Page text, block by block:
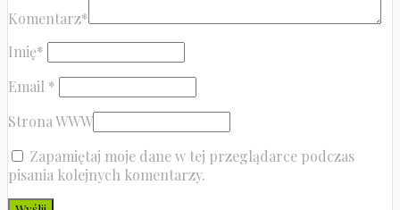
Komentarz*
Imię*
Email *
Strona WWW
Zapamiętaj moje dane w tej przeglądarce podczas
pisania kolejnych komentarzy.